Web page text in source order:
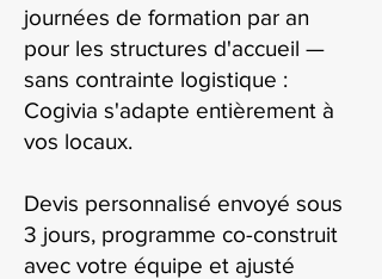
journées de formation par an
pour les structures d'accueil —
sans contrainte logistique :
Cogivia s'adapte entièrement à
vos locaux.
Devis personnalisé envoyé sous
3 jours, programme co-construit
avec votre équipe et ajusté